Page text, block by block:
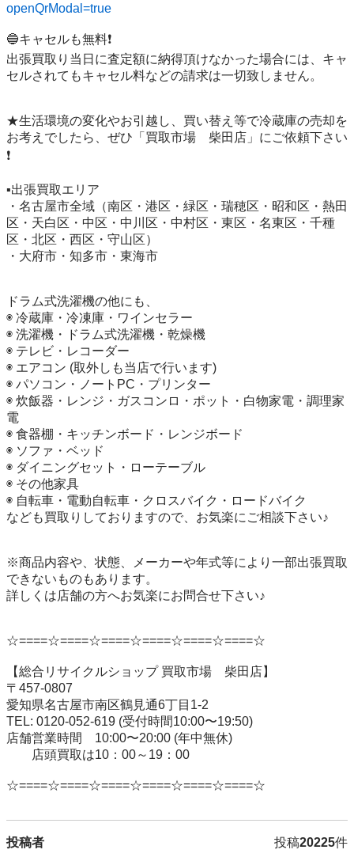
openQrModal=true
🔵キャセルも無料❗️
出張買取り当日に査定額に納得頂けなかった場合には、キャ
セルされてもキャセル料などの請求は一切致しません。
★生活環境の変化やお引越し、買い替え等で冷蔵庫の売却を
お考えでしたら、ぜひ「買取市場　柴田店」にご依頼下さい
❗️
▪️出張買取エリア
・名古屋市全域（南区・港区・緑区・瑞穂区・昭和区・熱田
区・天白区・中区・中川区・中村区・東区・名東区・千種
区・北区・西区・守山区）
・大府市・知多市・東海市
ドラム式洗濯機の他にも、
◉ 冷蔵庫・冷凍庫・ワインセラー
◉ 洗濯機・ドラム式洗濯機・乾燥機
◉ テレビ・レコーダー
◉ エアコン (取外しも当店で行います)
◉ パソコン・ノートPC・プリンター
◉ 炊飯器・レンジ・ガスコンロ・ポット・白物家電・調理家
電
◉ 食器棚・キッチンボード・レンジボード
◉ ソファ・ベッド
◉ ダイニングセット・ローテーブル
◉ その他家具
◉ 自転車・電動自転車・クロスバイク・ロードバイク
なども買取りしておりますので、お気楽にご相談下さい♪
※商品内容や、状態、メーカーや年式等により一部出張買取
できないものもあります。
詳しくは店舗の方へお気楽にお問合せ下さい♪
☆====☆====☆====☆====☆====☆====☆
【総合リサイクルショップ 買取市場　柴田店】
〒457-0807
愛知県名古屋市南区鶴見通6丁目1-2
TEL: 0120-052-619 (受付時間10:00〜19:50)
店舗営業時間　10:00〜20:00 (年中無休)
店頭買取は10：00～19：00
☆====☆====☆====☆====☆====☆====☆
投稿者 投稿20225件